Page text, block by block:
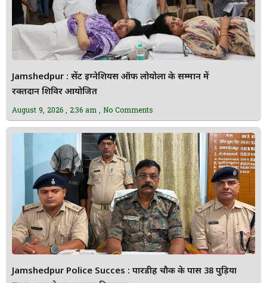
Jamshedpur : सेंट इग्नेशियस ऑफ लोयोला के सम्मान में
रक्तदान शिविर आयोजित
August 9, 2026 2:36 am No Comments
Jamshedpur Police Succes : पारडीह चौक के पास 38 पुड़िया